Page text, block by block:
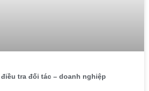
tra đối tác – doanh nghiệp